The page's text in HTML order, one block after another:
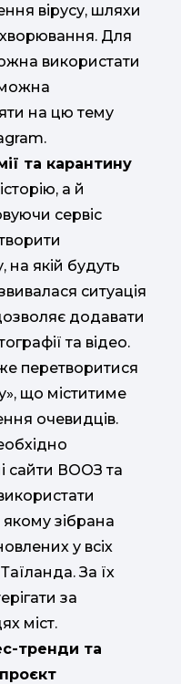
вірусу, шляхи
Для
використати
на цю тему
та карантину
а й
сервіс
на якій будуть
ситуація
дозволяє додавати
та відео.
перетворитися
що міститиме
очевидців.
сайти ВООЗ та
якому зібрана
у всіх
За їх
за
міст.
тренди та